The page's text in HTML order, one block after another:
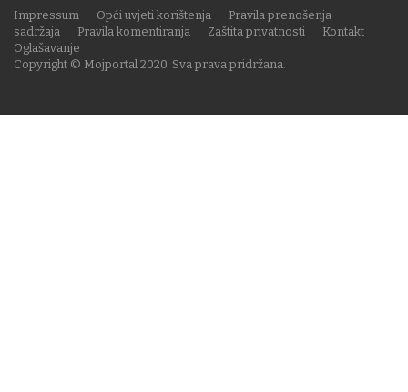
Copyright © Mojportal 2020. Sva prava pridržana.
Impressum Opći uvjeti korištenja
Pravila prenošenja
sadržaja
Pravila komentiranja Zaštita privatnosti
Kontakt
Oglašavanje